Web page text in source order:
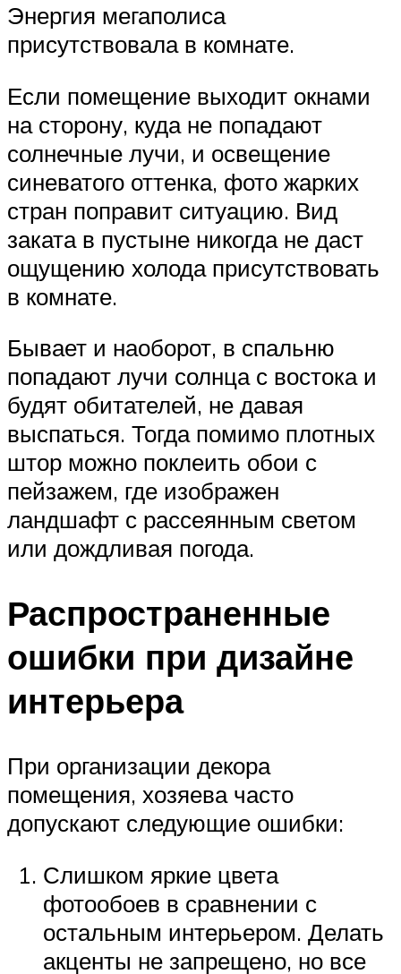
Энергия мегаполиса
присутствовала в комнате.
Если помещение выходит окнами
на сторону, куда не попадают
солнечные лучи, и освещение
синеватого оттенка, фото жарких
стран поправит ситуацию. Вид
заката в пустыне никогда не даст
ощущению холода присутствовать
в комнате.
Бывает и наоборот, в спальню
попадают лучи солнца с востока и
будят обитателей, не давая
выспаться. Тогда помимо плотных
штор можно поклеить обои с
пейзажем, где изображен
ландшафт с рассеянным светом
или дождливая погода.
Распространенные
ошибки при дизайне
интерьера
При организации декора
помещения, хозяева часто
допускают следующие ошибки:
Слишком яркие цвета
фотообоев в сравнении с
остальным интерьером. Делать
акценты не запрещено, но все